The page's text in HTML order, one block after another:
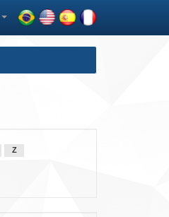
Z